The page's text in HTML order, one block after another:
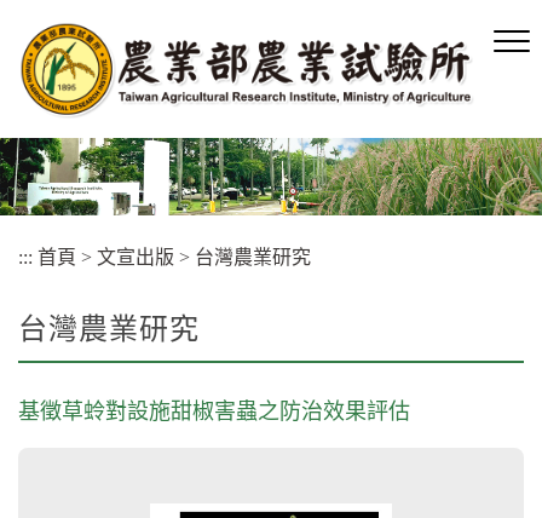
容
區
塊
::: 首頁 > 文宣出版 > 台灣農業研究
台灣農業研究
基徵草蛉對設施甜椒害蟲之防治效果評估